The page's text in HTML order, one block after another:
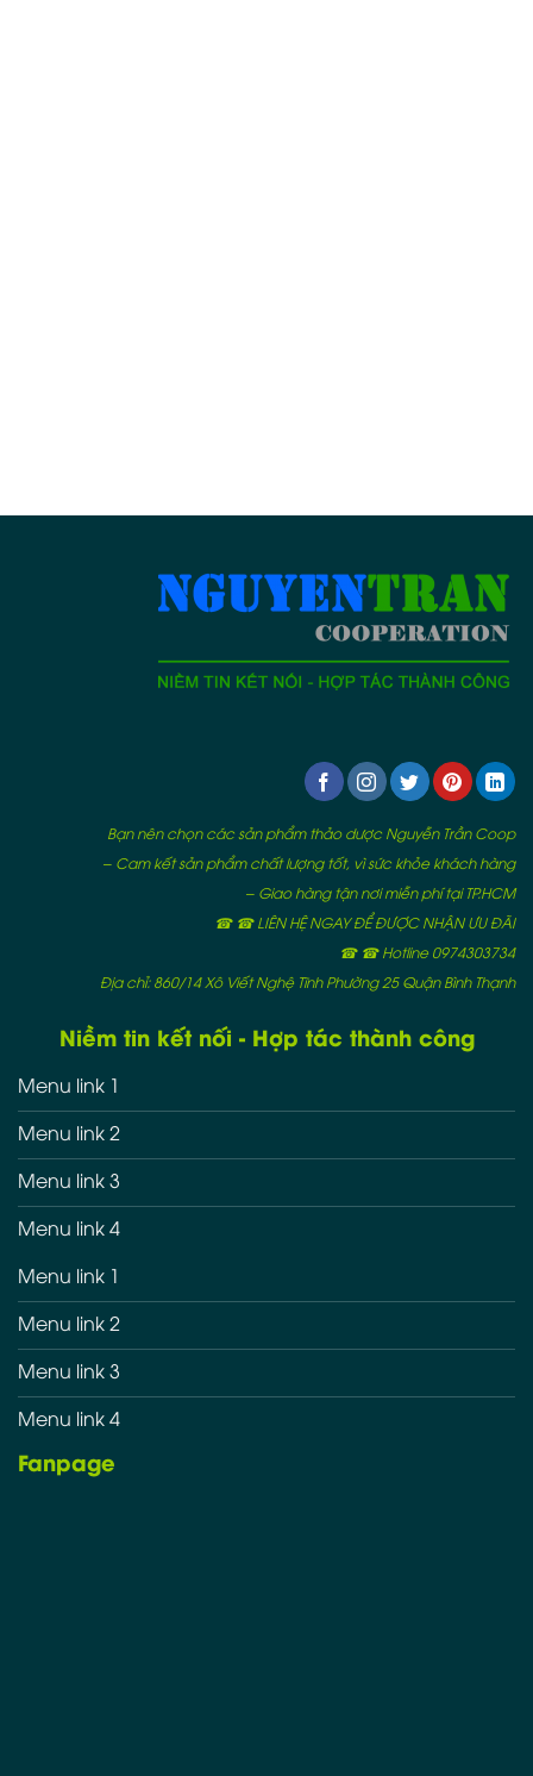
Bạn nên chọn các sản phẩm thảo dược Nguyễn Trần Coop
– Cam kết sản phẩm chất lượng tốt, vì sức khỏe khách hàng
– Giao hàng tận nơi miễn phí tại TP.HCM
☎ ☎ LIÊN HỆ NGAY ĐỂ ĐƯỢC NHẬN ƯU ĐÃI
☎ ☎ Hotline 0974303734
Địa chỉ: 860/14 Xô Viết Nghệ Tĩnh Phường 25 Quận Bình Thạnh
Niềm tin kết nối - Hợp tác thành công
Menu link 1
Menu link 2
Menu link 3
Menu link 4
Menu link 1
Menu link 2
Menu link 3
Menu link 4
Fanpage